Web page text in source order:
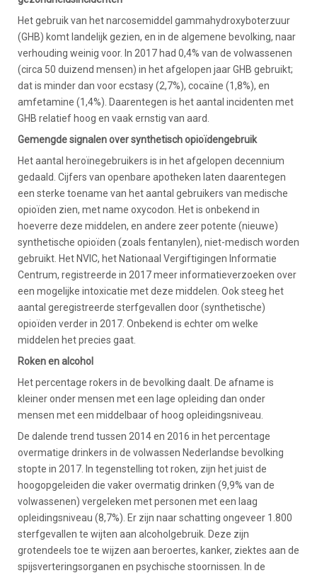
Het gebruik van het narcosemiddel gammahydroxyboterzuur
(GHB) komt landelijk gezien, en in de algemene bevolking, naar
verhouding weinig voor. In 2017 had 0,4% van de volwassenen
(circa 50 duizend mensen) in het afgelopen jaar GHB gebruikt;
dat is minder dan voor ecstasy (2,7%), cocaïne (1,8%), en
amfetamine (1,4%). Daarentegen is het aantal incidenten met
GHB relatief hoog en vaak ernstig van aard.
Gemengde signalen over synthetisch opioïdengebruik
Het aantal heroïnegebruikers is in het afgelopen decennium
gedaald. Cijfers van openbare apotheken laten daarentegen
een sterke toename van het aantal gebruikers van medische
opioïden zien, met name oxycodon. Het is onbekend in
hoeverre deze middelen, en andere zeer potente (nieuwe)
synthetische opioïden (zoals fentanylen), niet-medisch worden
gebruikt. Het NVIC, het Nationaal Vergiftigingen Informatie
Centrum, registreerde in 2017 meer informatieverzoeken over
een mogelijke intoxicatie met deze middelen. Ook steeg het
aantal geregistreerde sterfgevallen door (synthetische)
opioïden verder in 2017. Onbekend is echter om welke
middelen het precies gaat.
Roken en alcohol
Het percentage rokers in de bevolking daalt. De afname is
kleiner onder mensen met een lage opleiding dan onder
mensen met een middelbaar of hoog opleidingsniveau.
De dalende trend tussen 2014 en 2016 in het percentage
overmatige drinkers in de volwassen Nederlandse bevolking
stopte in 2017. In tegenstelling tot roken, zijn het juist de
hoogopgeleiden die vaker overmatig drinken (9,9% van de
volwassenen) vergeleken met personen met een laag
opleidingsniveau (8,7%). Er zijn naar schatting ongeveer 1.800
sterfgevallen te wijten aan alcoholgebruik. Deze zijn
grotendeels toe te wijzen aan beroertes, kanker, ziektes aan de
spijsverteringsorganen en psychische stoornissen. In de